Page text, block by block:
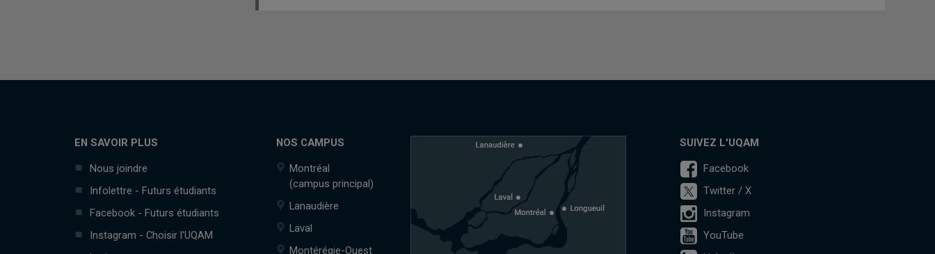
EN SAVOIR PLUS
Nous joindre
Infolettre - Futurs étudiants
Facebook - Futurs étudiants
Instagram - Choisir l'UQAM
NOS CAMPUS
Montréal
(campus principal)
Lanaudière
Laval
Montérégie-Ouest
SUIVEZ L'UQAM
Facebook
Twitter / X
Instagram
YouTube